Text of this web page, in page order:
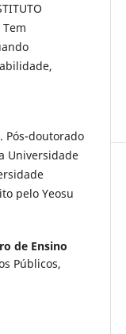
Tem
Pós-doutorado
Universidade
pelo Yeosu
de Ensino
Públicos,